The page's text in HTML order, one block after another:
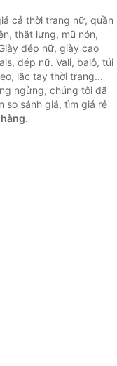
cả thời trang nữ, quần
thắt lưng, mũ nón,
dép nữ, giày cao
dép nữ. Vali, balô, túi
lắc tay thời trang...
ngừng, chúng tôi đã
so sánh giá, tìm giá rẻ